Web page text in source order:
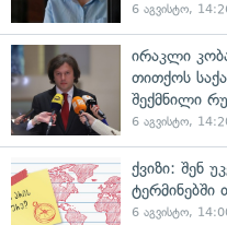
6 აგვისტო,
ირაკლი
თითქოს
შექმნილი
6 აგვისტო,
ქვიზი: შენ
6 აგვისტო,